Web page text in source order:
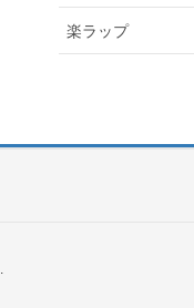
楽ラップ